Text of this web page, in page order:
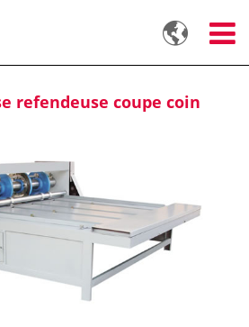

refendeuse coupe coin